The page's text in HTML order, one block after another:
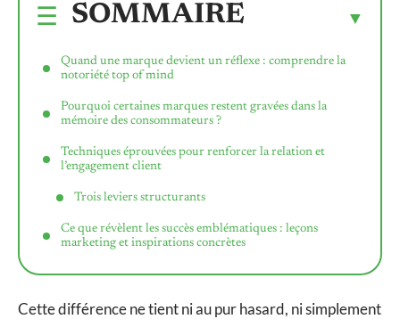
SOMMAIRE
Quand une marque devient un réflexe : comprendre la
notoriété top of mind
Pourquoi certaines marques restent gravées dans la
mémoire des consommateurs ?
Techniques éprouvées pour renforcer la relation et
l’engagement client
Trois leviers structurants
Ce que révèlent les succès emblématiques : leçons
marketing et inspirations concrètes
Cette différence ne tient ni au pur hasard, ni simplement